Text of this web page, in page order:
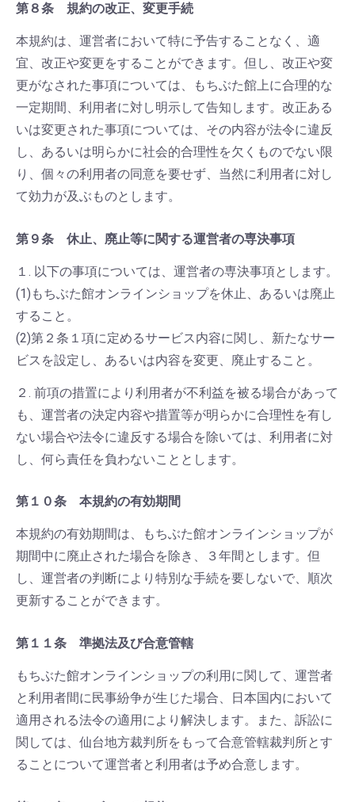
第８条 規約の改正、変更手続
本規約は、運営者において特に予告することなく、適
宜、改正や変更をすることができます。但し、改正や変
更がなされた事項については、もちぶた館上に合理的な
一定期間、利用者に対し明示して告知します。改正ある
いは変更された事項については、その内容が法令に違反
し、あるいは明らかに社会的合理性を欠くものでない限
り、個々の利用者の同意を要せず、当然に利用者に対し
て効力が及ぶものとします。
第９条 休止、廃止等に関する運営者の専決事項
１. 以下の事項については、運営者の専決事項とします。
(1)もちぶた館オンラインショップを休止、あるいは廃止
すること。
(2)第２条１項に定めるサービス内容に関し、新たなサー
ビスを設定し、あるいは内容を変更、廃止すること。
２. 前項の措置により利用者が不利益を被る場合があって
も、運営者の決定内容や措置等が明らかに合理性を有し
ない場合や法令に違反する場合を除いては、利用者に対
し、何ら責任を負わないこととします。
第１０条 本規約の有効期間
本規約の有効期間は、もちぶた館オンラインショップが
期間中に廃止された場合を除き、３年間とします。但
し、運営者の判断により特別な手続を要しないで、順次
更新することができます。
第１１条 準拠法及び合意管轄
もちぶた館オンラインショップの利用に関して、運営者
と利用者間に民事紛争が生じた場合、日本国内において
適用される法令の適用により解決します。また、訴訟に
関しては、仙台地方裁判所をもって合意管轄裁判所とす
ることについて運営者と利用者は予め合意します。